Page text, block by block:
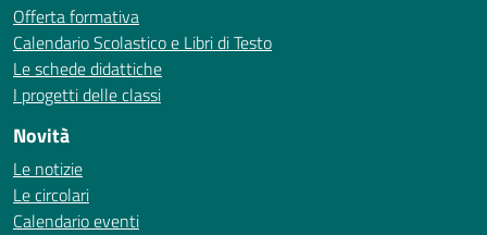
Offerta formativa
Calendario Scolastico e Libri di Testo
Le schede didattiche
I progetti delle classi
Novità
Le notizie
Le circolari
Calendario eventi